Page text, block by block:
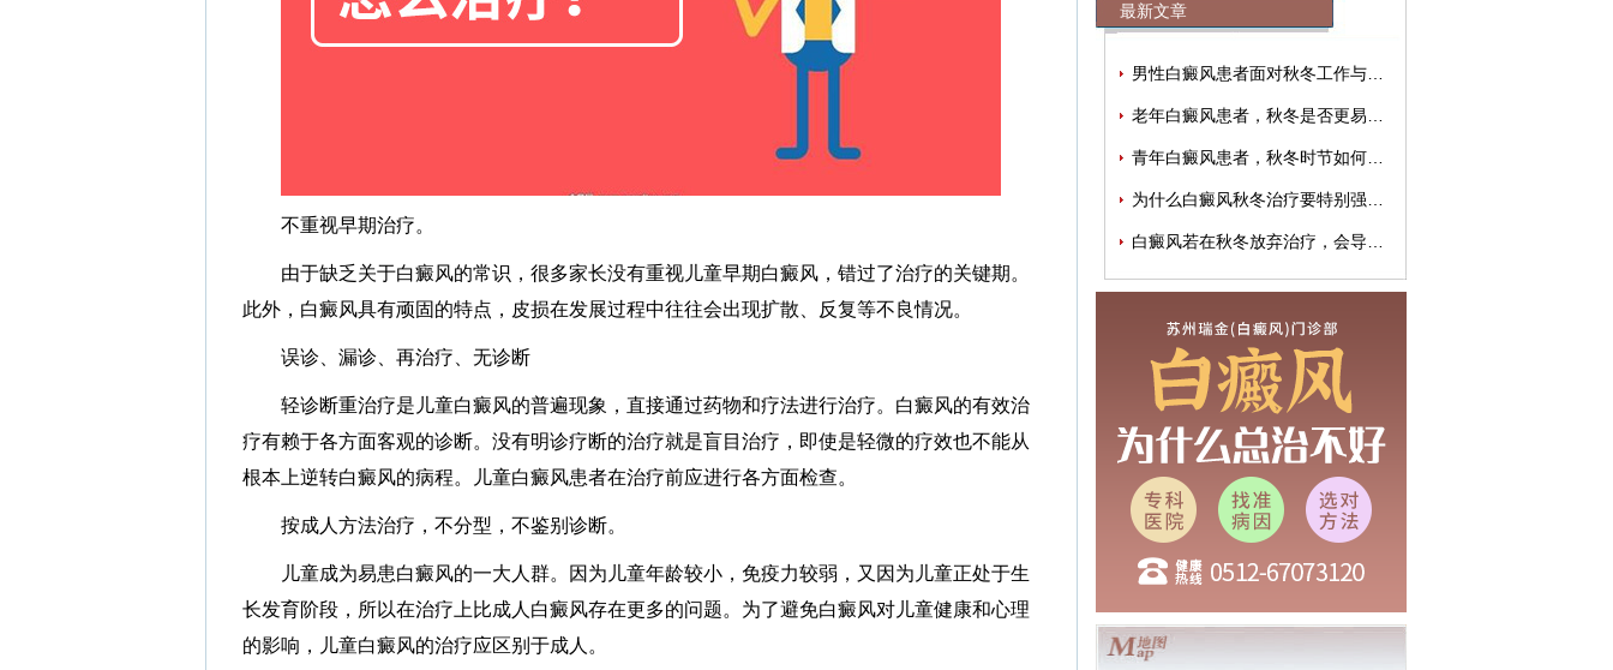
不重视早期治疗。
由于缺乏关于白癜风的常识，很多家长没有重视儿童早期白癜风，错过了治疗的关键期。
此外，白癜风具有顽固的特点，皮损在发展过程中往往会出现扩散、反复等不良情况。
误诊、漏诊、再治疗、无诊断
轻诊断重治疗是儿童白癜风的普遍现象，直接通过药物和疗法进行治疗。白癜风的有效治
疗有赖于各方面客观的诊断。没有明诊疗断的治疗就是盲目治疗，即使是轻微的疗效也不能从
根本上逆转白癜风的病程。儿童白癜风患者在治疗前应进行各方面检查。
按成人方法治疗，不分型，不鉴别诊断。
儿童成为易患白癜风的一大人群。因为儿童年龄较小，免疫力较弱，又因为儿童正处于生
长发育阶段，所以在治疗上比成人白癜风存在更多的问题。为了避免白癜风对儿童健康和心理
的影响，儿童白癜风的治疗应区别于成人。
最新文章
男性白癜风患者面对秋冬工作与生活压力
青年白癜风患者，秋冬时节如何有效缓解